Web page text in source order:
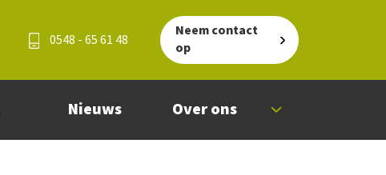
0548 - 65 61 48
Neem contact
op
Nieuws Over ons